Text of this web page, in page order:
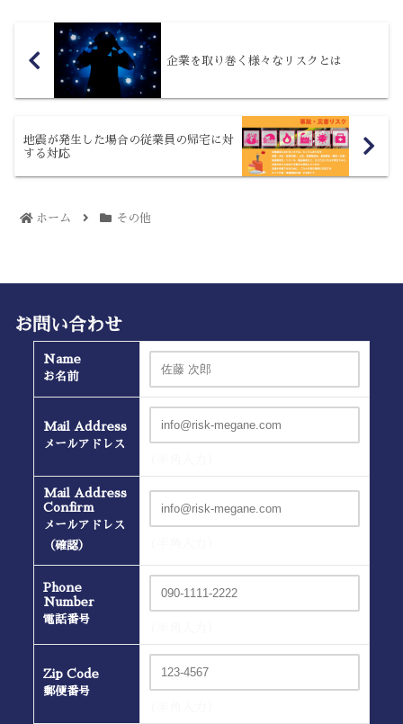
企業を取り巻く様々なリスクとは
地震が発生した場合の従業員の帰宅に対
ホーム その他
お問い合わせ
Name
お名前
Mail Address
メールアドレス
Mail Address
Confirm
メールアドレス
（確認）
Phone
Number
電話番号
Zip Code
郵便番号